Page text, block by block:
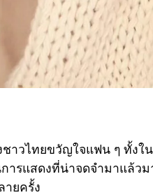
าวไทยขวัญใจแฟน ๆ ทั้งใ
รแสดงที่น่าจดจำมาแล้วม
ยครั้ง